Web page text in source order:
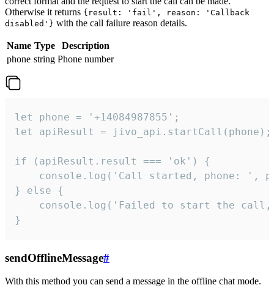
Otherwise it returns {result: 'fail', reason: 'Callback
disabled'} with the call failure reason details.
Name Type
Description
phone string Phone number
let phone = '+14084987855';
let apiResult = jivo_api.startCall(phone);
if (apiResult.result === 'ok') {
console.log('Call started, phone: ',
} else {
console.log('Failed to start the
}
sendOfflineMessage#
With this method you can send a message in the offline chat mode.